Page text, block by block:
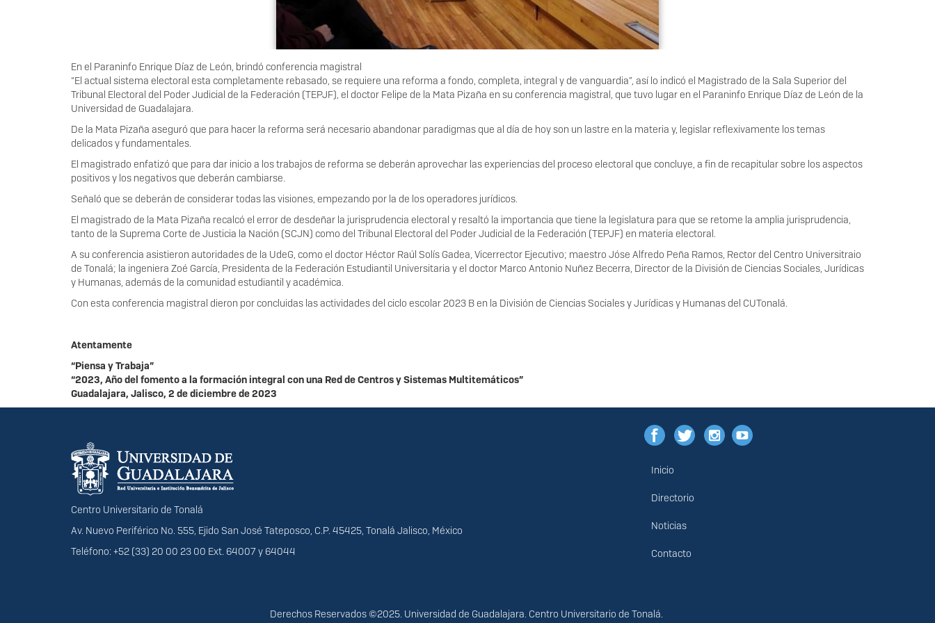
En el Paraninfo Enrique Díaz de León, brindó conferencia magistral
“El actual sistema electoral esta completamente rebasado, se requiere una reforma a fondo, completa, integral y de vanguardia”, así lo indicó el Magistrado de la Sala Superior del
Tribunal Electoral del Poder Judicial de la Federación (TEPJF), el doctor Felipe de la Mata Pizaña en su conferencia magistral, que tuvo lugar en el Paraninfo Enrique Díaz de León de la
Universidad de Guadalajara.
De la Mata Pizaña aseguró que para hacer la reforma será necesario abandonar paradigmas que al día de hoy son un lastre en la materia y, legislar reflexivamente los temas
delicados y fundamentales.
El magistrado enfatizó que para dar inicio a los trabajos de reforma se deberán aprovechar las experiencias del proceso electoral que concluye, a fin de recapitular sobre los aspectos
positivos y los negativos que deberán cambiarse.
Señaló que se deberán de considerar todas las visiones, empezando por la de los operadores jurídicos.
El magistrado de la Mata Pizaña recalcó el error de desdeñar la jurisprudencia electoral y resaltó la importancia que tiene la legislatura para que se retome la amplia jurisprudencia,
tanto de la Suprema Corte de Justicia la Nación (SCJN) como del Tribunal Electoral del Poder Judicial de la Federación (TEPJF) en materia electoral.
A su conferencia asistieron autoridades de la UdeG, como el doctor Héctor Raúl Solís Gadea, Vicerrector Ejecutivo; maestro Jóse Alfredo Peña Ramos, Rector del Centro Universitraio
de Tonalá; la ingeniera Zoé García, Presidenta de la Federación Estudiantil Universitaria y el doctor Marco Antonio Nuñez Becerra, Director de la División de Ciencias Sociales, Jurídicas
y Humanas, además de la comunidad estudiantil y académica.
Con esta conferencia magistral dieron por concluidas las actividades del ciclo escolar 2023 B en la División de Ciencias Sociales y Jurídicas y Humanas del CUTonalá.
Atentamente
“Piensa y Trabaja”
“2023, Año del fomento a la formación integral con una Red de Centros y Sistemas Multitemáticos”
Guadalajara, Jalisco, 2 de diciembre de 2023
Información del portal
Centro Universitario de Tonalá
Av. Nuevo Periférico No. 555, Ejido San José Tateposco, C.P. 45425, Tonalá Jalisco, México
Teléfono: +52 (33) 20 00 23 00 Ext. 64007 y 64044
Menú
principal
Inicio
Directorio
Noticias
Contacto
Derechos Reservados ©2025. Universidad de Guadalajara. Centro Universitario de Tonalá.